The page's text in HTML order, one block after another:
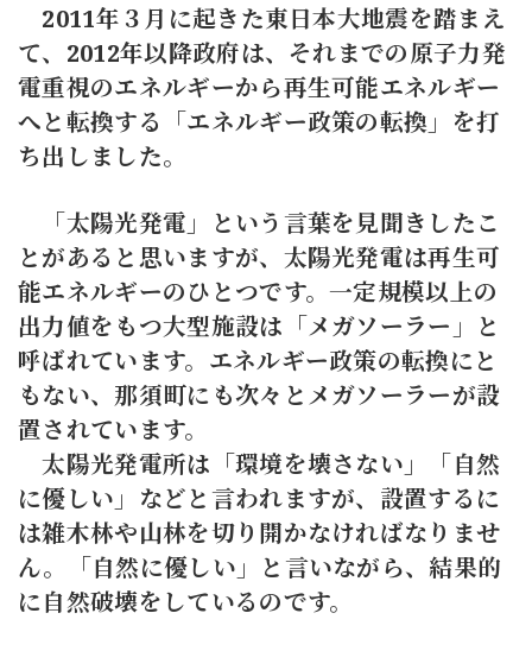
2011年３月に起きた東日本大地震を踏まえ
て、2012年以降政府は、それまでの原子力発
電重視のエネルギーから再生可能エネルギー
へと転換する「エネルギー政策の転換」を打
ち出しました。
「太陽光発電」という言葉を見聞きしたこ
とがあると思いますが、太陽光発電は再生可
能エネルギーのひとつです。一定規模以上の
出力値をもつ大型施設は「メガソーラー」と
呼ばれています。エネルギー政策の転換にと
もない、那須町にも次々とメガソーラーが設
置されています。
太陽光発電所は「環境を壊さない」「自然
に優しい」などと言われますが、設置するに
は雑木林や山林を切り開かなければなりませ
ん。「自然に優しい」と言いながら、結果的
に自然破壊をしているのです。